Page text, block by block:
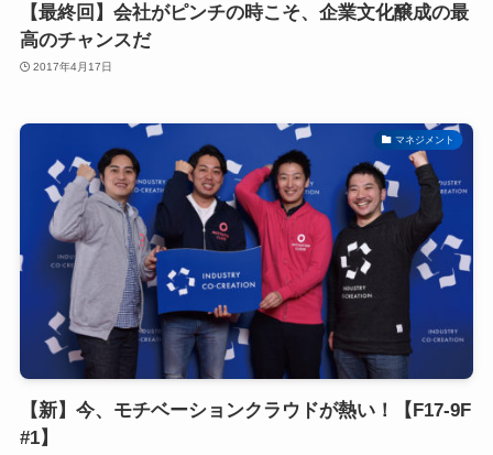
【最終回】会社がピンチの時こそ、企業文化醸成の最
高のチャンスだ
2017年4月17日
マネジメント
【新】今、モチベーションクラウドが熱い！【F17-9F
#1】